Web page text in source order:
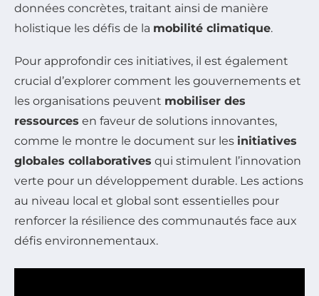
données concrètes, traitant ainsi de manière
holistique les défis de la mobilité climatique.
Pour approfondir ces initiatives, il est également
crucial d’explorer comment les gouvernements et
les organisations peuvent mobiliser des
ressources en faveur de solutions innovantes,
comme le montre le document sur les initiatives
globales collaboratives qui stimulent l’innovation
verte pour un développement durable. Les actions
au niveau local et global sont essentielles pour
renforcer la résilience des communautés face aux
défis environnementaux.